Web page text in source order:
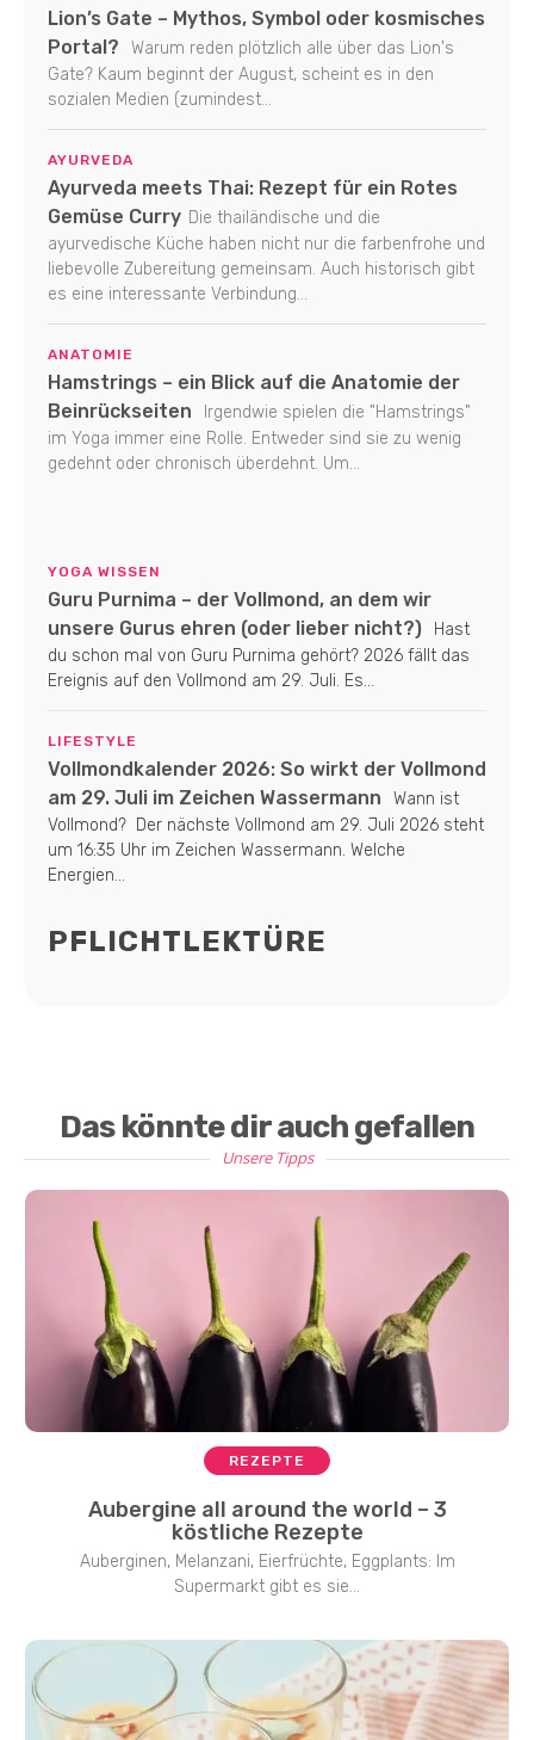
Lion’s Gate – Mythos, Symbol oder kosmisches
Portal?
Warum reden plötzlich alle über das Lion's
Gate? Kaum beginnt der August, scheint es in den
sozialen Medien (zumindest...
AYURVEDA
Ayurveda meets Thai: Rezept für ein Rotes
Gemüse Curry Die thailändische und die
ayurvedische Küche haben nicht nur die farbenfrohe und
liebevolle Zubereitung gemeinsam. Auch historisch gibt
es eine interessante Verbindung...
ANATOMIE
Hamstrings – ein Blick auf die Anatomie der
Beinrückseiten
Irgendwie spielen die "Hamstrings"
im Yoga immer eine Rolle. Entweder sind sie zu wenig
gedehnt oder chronisch überdehnt. Um...
YOGA WISSEN
Guru Purnima – der Vollmond, an dem wir
unsere Gurus ehren (oder lieber nicht?)
Hast
du schon mal von Guru Purnima gehört? 2026 fällt das
Ereignis auf den Vollmond am 29. Juli. Es...
LIFESTYLE
Vollmondkalender 2026: So wirkt der Vollmond
am 29. Juli im Zeichen Wassermann
Wann ist
Vollmond? Der nächste Vollmond am 29. Juli 2026 steht
um 16:35 Uhr im Zeichen Wassermann. Welche
Energien...
PFLICHTLEKTÜRE
Das könnte dir auch gefallen
Unsere Tipps
REZEPTE
Aubergine all around the world – 3
köstliche Rezepte
Auberginen, Melanzani, Eierfrüchte, Eggplants: Im
Supermarkt gibt es sie...